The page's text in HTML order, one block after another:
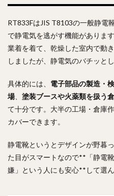
RT833FはJIS T8103の一般静電
で静電気を逃がす機能がありま
業着を着て、乾燥した室内で動
しましたが、静電気のバチッと
具体的には、 電子部品の製造・
場、 塗装ブースや火薬類を扱う
て十分です。大半の工場・倉庫
カバーできます。
静電靴というとデザインが野暮
た目がスマートなので**「静電
嫌」という人にも安心**して選